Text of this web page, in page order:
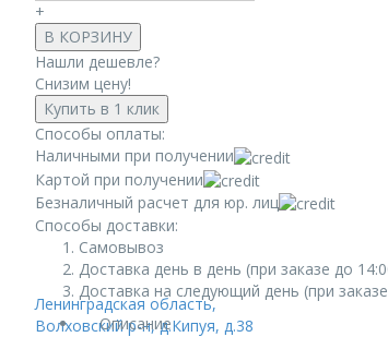
Ленинградская область,
Волховский р-н, д.Кипуя, д.38
+
В КОРЗИНУ
Нашли дешевле?
Снизим цену!
Купить в 1 клик
Способы оплаты:
Наличными при получении
Картой при получении
Безналичный расчет для юр. лиц
Способы доставки:
Самовывоз
Доставка день в день (при заказе до
Доставка на следующий день (при
Описание